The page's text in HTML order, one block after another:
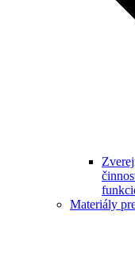
Materiály